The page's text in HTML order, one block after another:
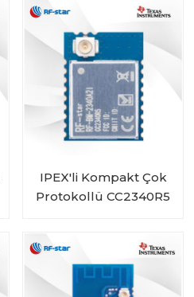
IPEX'li Kompakt Çok
Protokollü CC2340R5